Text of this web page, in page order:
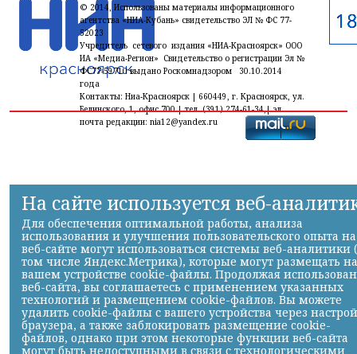
© 2014, Использованы материалы информационного
агентства «НИА-Кубань» свидетельство ЭЛ № ФС 77-
52023
Учредитель сетевого издания «НИА-Красноярск» ООО
ИА «Медиа-Регион» Свидетельство о регистрации Эл №
ФС77-59710 выдано Роскомнадзором 30.10.2014
года
Контакты: Ниа-Красноярск | 660449, г. Красноярск, ул.
Белинского, 1, офис 700 | тел. (391) 274-61-34,| эл.
почта редакции: nia12@yandex.ru
На сайте используется веб-
Для обеспечения оптимальной работы, анализа
использования и улучшения пользовательского опыта на
веб-сайте могут использоваться системы веб-аналитики
том числе Яндекс.Метрика), которые могут размещать на
вашем устройстве cookie-файлы. Продолжая
веб-сайта, вы соглашаетесь с применением указанных
технологий и размещением cookie-файлов. Вы можете
удалить cookie-файлы с вашего устройства через
браузера, а также заблокировать размещение cookie-
файлов, однако при этом некоторые функции веб-сайта
могут быть недоступными в связи с технологическими